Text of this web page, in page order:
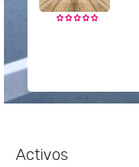
Activos